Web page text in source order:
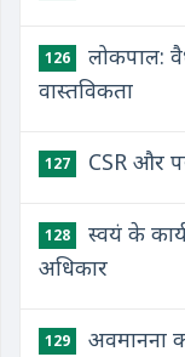
126
लोकपाल:
वास्तविकता
127 CSR और
128
स्वयं के
अधिकार
129
अवमानना